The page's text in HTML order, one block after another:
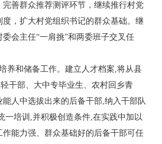
善群众推荐测评环节，继续推行村党
，扩大村党组织书记的群众基础。继
会主任“一肩挑”和两委班子交叉任
和储备工作。建立人才档案,将从县
干部、大中专毕业生、农村回乡青
人中选拔出来的后备干部,纳入干部队
一培训,并积极创造条件,在实践中加以
能力强、群众基础好的后备干部可任